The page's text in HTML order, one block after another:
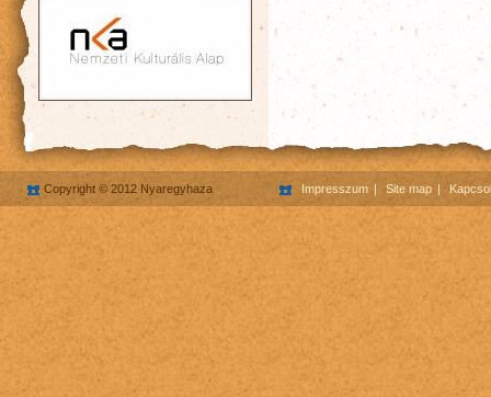
Copyright © 2012 Nyaregyhaza Impresszum Site map